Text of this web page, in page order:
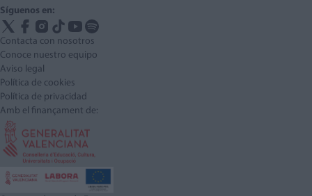
Síguenos en:
Contacta con nosotros
Conoce nuestro equipo
Aviso legal
Política de cookies
Política de privacidad
Amb el finançament de: